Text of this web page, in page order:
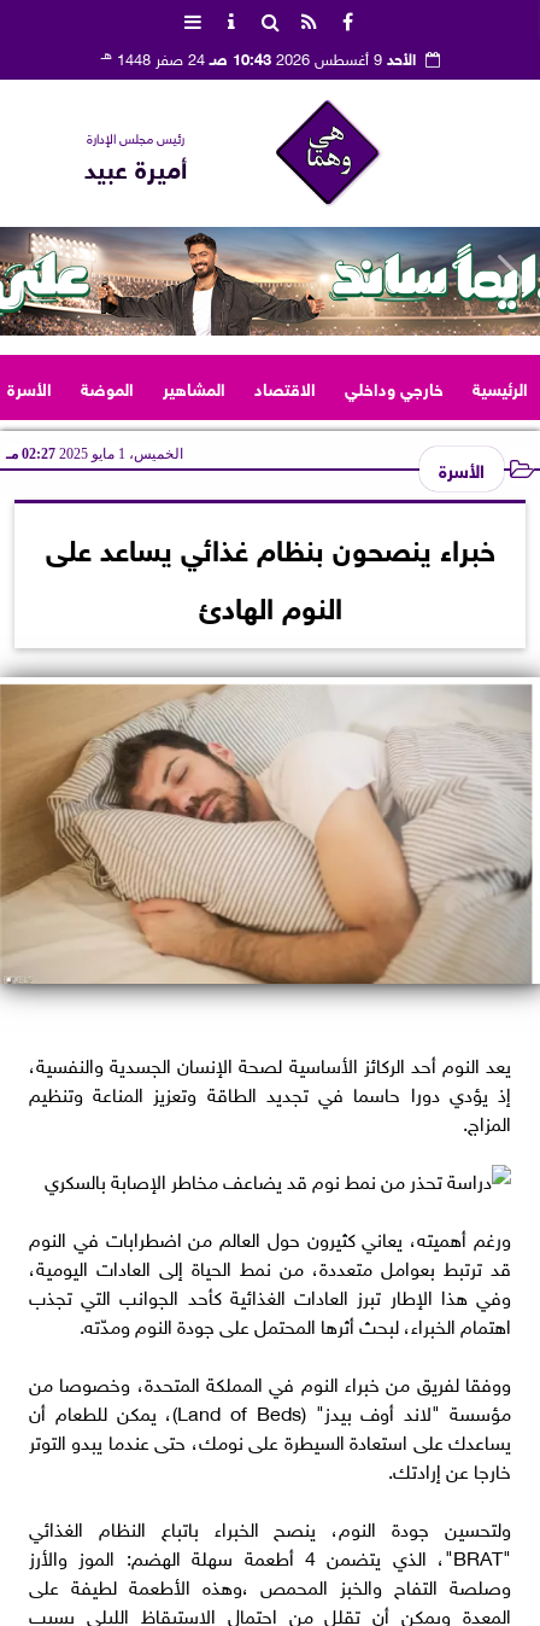
الأحد9 أغسطس 2026 10:43 صـ 24 صفر 1448 هـ
رئيس مجلس الإدارة
أميرة عبيد
الرئيسية خارجي وداخلي الاقتصاد المشاهير الموضة الأسرة
الأسرة الخميس، 1 مايو 2025 02:27 مـ
خبراء ينصحون بنظام غذائي يساعد على
النوم الهادئ
يعد النوم أحد الركائز الأساسية لصحة الإنسان الجسدية والنفسية،
إذ يؤدي دورا حاسما في تجديد الطاقة وتعزيز المناعة وتنظيم
المزاج.
ورغم أهميته، يعاني كثيرون حول العالم من اضطرابات في النوم
قد ترتبط بعوامل متعددة، من نمط الحياة إلى العادات اليومية،
وفي هذا الإطار تبرز العادات الغذائية كأحد الجوانب التي تجذب
اهتمام الخبراء، لبحث أثرها المحتمل على جودة النوم ومدّته.
ووفقا لفريق من خبراء النوم في المملكة المتحدة، وخصوصا من
مؤسسة "لاند أوف بيدز" (Land of Beds)، يمكن للطعام أن
يساعدك على استعادة السيطرة على نومك، حتى عندما يبدو التوتر
خارجا عن إرادتك.
ولتحسين جودة النوم، ينصح الخبراء باتباع النظام الغذائي
"BRAT"، الذي يتضمن 4 أطعمة سهلة الهضم: الموز والأرز
وصلصة التفاح والخبز المحمص ،وهذه الأطعمة لطيفة على
المعدة ويمكن أن تقلل من احتمال الاستيقاظ الليلي بسبب